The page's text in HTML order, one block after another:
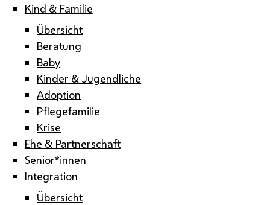
Kind & Familie
Übersicht
Beratung
Baby
Kinder & Jugendliche
Adoption
Pflegefamilie
Krise
Ehe & Partnerschaft
Senior*innen
Integration
Übersicht